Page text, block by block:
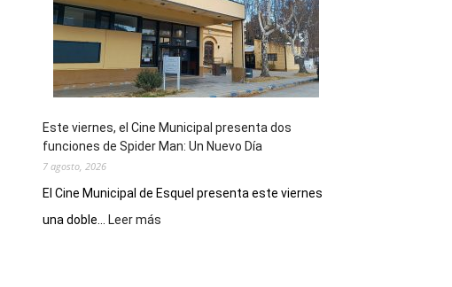
como
destino
de
reuniones
y
deportivos
Este viernes, el Cine Municipal presenta dos
funciones de Spider Man: Un Nuevo Día
7 agosto, 2026
El Cine Municipal de Esquel presenta este viernes
una doble...
Leer más